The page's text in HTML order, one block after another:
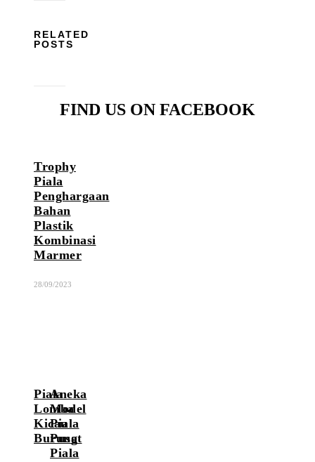
RELATED
POSTS
Trophy
Piala
Penghargaan
Bahan
Plastik
Kombinasi
Marmer
28/09/2023
Piala
Lomba
Kicau
Burung
Aneka
Model
Piala
Pusat
Piala
FIND US ON FACEBOOK